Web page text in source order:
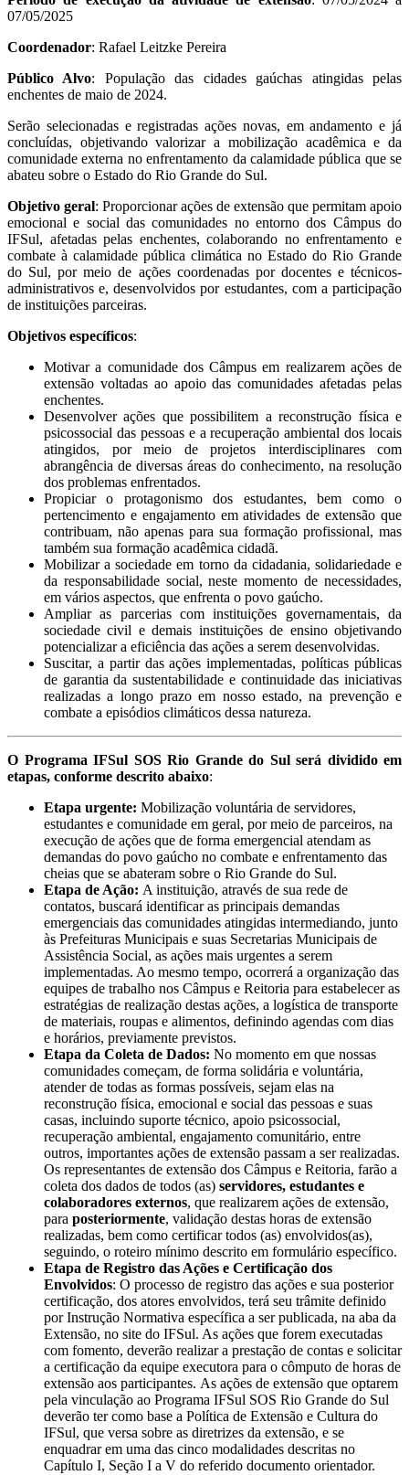
07/05/2025
Coordenador: Rafael Leitzke Pereira
Público Alvo: População das cidades gaúchas atingidas pelas
enchentes de maio de 2024.
Serão selecionadas e registradas ações novas, em andamento e já
concluídas, objetivando valorizar a mobilização acadêmica e da
comunidade externa no enfrentamento da calamidade pública que se
abateu sobre o Estado do Rio Grande do Sul.
Objetivo geral: Proporcionar ações de extensão que permitam apoio
emocional e social das comunidades no entorno dos Câmpus do
IFSul, afetadas pelas enchentes, colaborando no enfrentamento e
combate à calamidade pública climática no Estado do Rio Grande
do Sul, por meio de ações coordenadas por docentes e técnicos-
administrativos e, desenvolvidos por estudantes, com a participação
de instituições parceiras.
Objetivos específicos:
Motivar a comunidade dos Câmpus em realizarem ações de
extensão voltadas ao apoio das comunidades afetadas pelas
enchentes.
Desenvolver ações que possibilitem a reconstrução física e
psicossocial das pessoas e a recuperação ambiental dos locais
atingidos, por meio de projetos interdisciplinares com
abrangência de diversas áreas do conhecimento, na resolução
dos problemas enfrentados.
Propiciar o protagonismo dos estudantes, bem como o
pertencimento e engajamento em atividades de extensão que
contribuam, não apenas para sua formação profissional, mas
também sua formação acadêmica cidadã.
Mobilizar a sociedade em torno da cidadania, solidariedade e
da responsabilidade social, neste momento de necessidades,
em vários aspectos, que enfrenta o povo gaúcho.
Ampliar as parcerias com instituições governamentais, da
sociedade civil e demais instituições de ensino objetivando
potencializar a eficiência das ações a serem desenvolvidas.
Suscitar, a partir das ações implementadas, políticas públicas
de garantia da sustentabilidade e continuidade das iniciativas
realizadas a longo prazo em nosso estado, na prevenção e
combate a episódios climáticos dessa natureza.
O Programa IFSul SOS Rio Grande do Sul será dividido em
etapas, conforme descrito abaixo:
Etapa urgente: Mobilização voluntária de servidores,
estudantes e comunidade em geral, por meio de parceiros, na
execução de ações que de forma emergencial atendam as
demandas do povo gaúcho no combate e enfrentamento das
cheias que se abateram sobre o Rio Grande do Sul.
Etapa de Ação: A instituição, através de sua rede de
contatos, buscará identificar as principais demandas
emergenciais das comunidades atingidas intermediando, junto
às Prefeituras Municipais e suas Secretarias Municipais de
Assistência Social, as ações mais urgentes a serem
implementadas. Ao mesmo tempo, ocorrerá a organização das
equipes de trabalho nos Câmpus e Reitoria para estabelecer as
estratégias de realização destas ações, a logística de transporte
de materiais, roupas e alimentos, definindo agendas com dias
e horários, previamente previstos.
Etapa da Coleta de Dados: No momento em que nossas
comunidades começam, de forma solidária e voluntária,
atender de todas as formas possíveis, sejam elas na
reconstrução física, emocional e social das pessoas e suas
casas, incluindo suporte técnico, apoio psicossocial,
recuperação ambiental, engajamento comunitário, entre
outros, importantes ações de extensão passam a ser realizadas.
Os representantes de extensão dos Câmpus e Reitoria, farão a
coleta dos dados de todos (as) servidores, estudantes e
colaboradores externos, que realizarem ações de extensão,
para posteriormente, validação destas horas de extensão
realizadas, bem como certificar todos (as) envolvidos(as),
seguindo, o roteiro mínimo descrito em formulário específico.
Etapa de Registro das Ações e Certificação dos
Envolvidos: O processo de registro das ações e sua posterior
certificação, dos atores envolvidos, terá seu trâmite definido
por Instrução Normativa específica a ser publicada, na aba da
Extensão, no site do IFSul. As ações que forem executadas
com fomento, deverão realizar a prestação de contas e solicitar
a certificação da equipe executora para o cômputo de horas de
extensão aos participantes. As ações de extensão que optarem
pela vinculação ao Programa IFSul SOS Rio Grande do Sul
deverão ter como base a Política de Extensão e Cultura do
IFSul, que versa sobre as diretrizes da extensão, e se
enquadrar em uma das cinco modalidades descritas no
Capítulo I, Seção I a V do referido documento orientador.